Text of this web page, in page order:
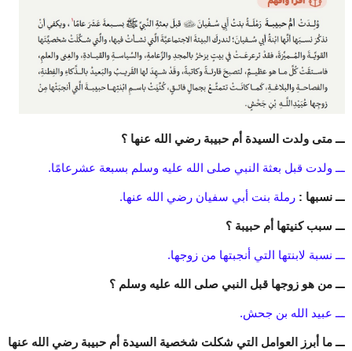
ـــ متى ولدت السيدة أم حبيبة رضي الله عنها ؟
ـــ ولدت قبل بعثة النبي صلى الله عليه وسلم بسبعة عشرعامًا.
ـــ نسبها : رملة بنت أبي سفيان رضي الله عنها.
ـــ سبب كنيتها أم حبيبة ؟
ـــ نسبة لابنتها التي أنجبتها من زوجها.
ـــ من هو زوجها قبل النبي صلى الله عليه وسلم ؟
ـــ عبيد الله بن جحش.
ـــ ما أبرز العوامل التي شكلت شخصية السيدة أم حبيبة رضي الله عنها